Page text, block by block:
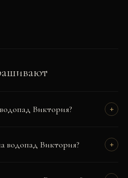
Виктория? +
водопад Виктория? +